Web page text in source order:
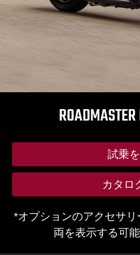
試乗
カタロ
*オプションのアクセサ
両を表示する可